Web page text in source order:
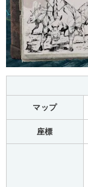
マップ
座標